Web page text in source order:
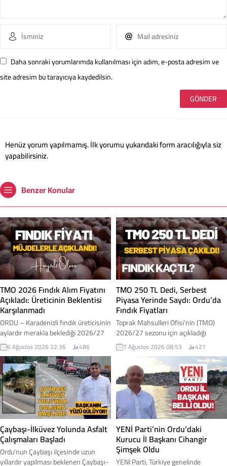
Daha sonraki yorumlarımda kullanılması için adım, e-posta adresim ve
site adresim bu tarayıcıya kaydedilsin.
Henüz yorum yapılmamış. İlk yorumu yukarıdaki form aracılığıyla siz
yapabilirsiniz.
Benzer Konular
TMO 2026 Fındık Alım Fiyatını
Açıkladı: Üreticinin Beklentisi
Karşılanmadı
ORDU – Karadenizli fındık üreticisinin
aylardır merakla beklediği 2026/27
sezonu kabuklu fındık alım fiyatları
Toprak Mahsulleri Ofisi (TMO)
tarafından açıklandı. Açıklanan
fiyatlar, iktidar milletvekilleri
tarafından "müjde" olarak
duyurulurken, üretici cephesinde ise
beklentilerin altında kaldığı yönünde
değerlendirmeler yapıldı. İşte fındık
fiyatı...
6 Ağustos 2026 22:36 486
TMO 250 TL Dedi, Serbest
Piyasa Yerinde Saydı: Ordu’da
Fındık Fiyatları
Toprak Mahsulleri Ofisi'nin (TMO)
2026/27 sezonu için açıkladığı
kabuklu fındık alım fiyatlarının
ardından Ordu genelinde serbest
piyasada beklenen hareketlilik
yaşanmadı. Açıklanan fiyatlara
rağmen piyasada işlem gören fındık
fiyatları düşük seviyelerde kalmayı
sürdürdü. İşte Ordu genelindeki
serbest piyasa fındık fiyatı...
7 Ağustos 2026 08:53 421
Çaybaşı-İlküvez Yolunda Asfalt
Çalışmaları Başladı
Ordu'nun Çaybaşı ilçesinde uzun
yıllardır yapılması beklenen Çaybaşı-
YENİ Parti’nin Ordu’daki
Kurucu İl Başkanı Cihangir
Şimşek Oldu
YENİ Parti, Türkiye genelinde